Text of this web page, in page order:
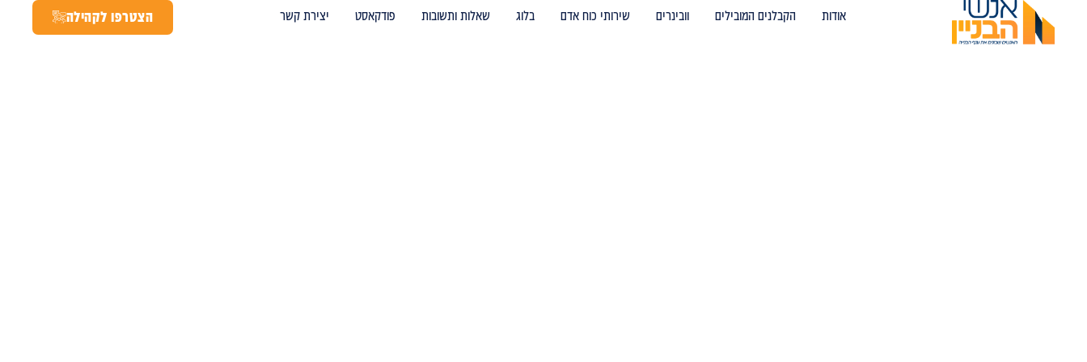
אודות הקבלנים המובילים וובינרים שירותי כוח אדם בלוג שאלות ותשובות פודקאסט יצירת קשר הצטרפו לקהילה